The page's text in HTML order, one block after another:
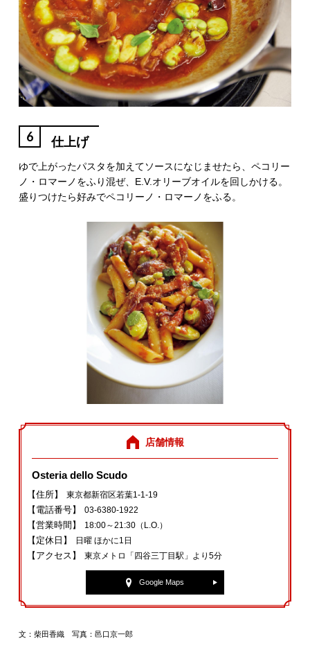
6 仕上げ
ゆで上がったパスタを加えてソースになじませたら、ペコリー
ノ・ロマーノをふり混ぜ、E.V.オリーブオイルを回しかける。
盛りつけたら好みでペコリーノ・ロマーノをふる。
店舗情報
Osteria dello Scudo
【住所】 東京都新宿区若葉1‐1‐19
【電話番号】 03‐6380‐1922
【営業時間】 18:00～21:30（L.O.）
【定休日】 日曜 ほかに1日
【アクセス】 東京メトロ「四谷三丁目駅」より5分
Google Maps
文：柴田香織 写真：邑口京一郎